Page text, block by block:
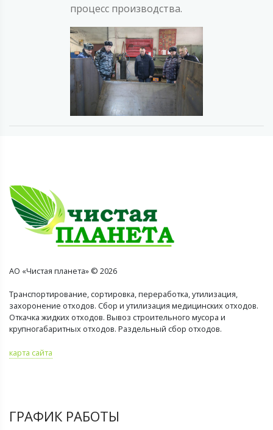
процесс производства.
АО «Чистая планета» © 2026
Транспортирование, сортировка, переработка, утилизация,
захоронение отходов. Сбор и утилизация медицинских отходов.
Откачка жидких отходов. Вывоз строительного мусора и
крупногабаритных отходов. Раздельный сбор отходов.
карта сайта
ГРАФИК РАБОТЫ